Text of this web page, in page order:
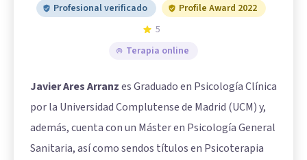
Profesional verificado
Profile Award 2022
5
Terapia online
Javier Ares Arranzes Graduado en Psicología Clínica
por la Universidad Complutense de Madrid (UCM) y,
además, cuenta con un Máster en Psicología General
Sanitaria, así como sendos títulos en Psicoterapia